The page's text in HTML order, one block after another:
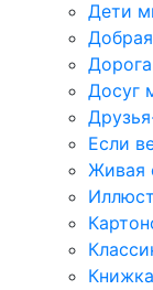
Дети
Досуг
Если
Живая